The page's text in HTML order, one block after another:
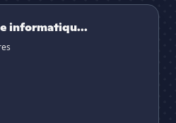
& développeurs [🇫🇷]
informatiqu...